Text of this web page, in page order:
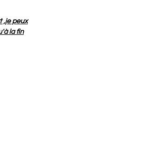
,je peux
la fin